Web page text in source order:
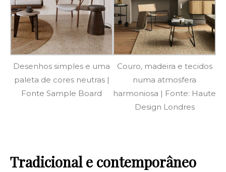
Desenhos simples e uma
paleta de cores neutras |
Fonte Sample Board
Couro, madeira e tecidos
numa atmosfera
harmoniosa | Fonte: Haute
Design Londres
Tradicional e contemporâneo